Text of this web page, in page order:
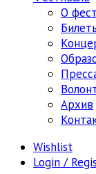
О
Архив
Wishlist
Login /